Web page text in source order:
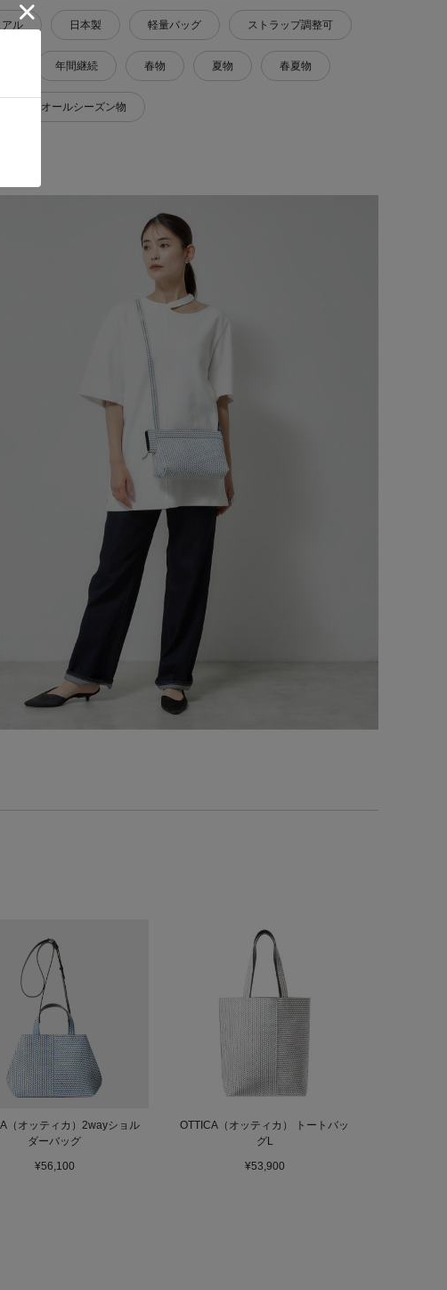
アル 日本製 軽量バッグ ストラップ調整可
年間継続 春物 夏物 春夏物
オールシーズン物
（オッティカ）2wayショル
ダーバッグ
¥56,100
OTTICA（オッティカ） トートバッ
グL
¥53,900